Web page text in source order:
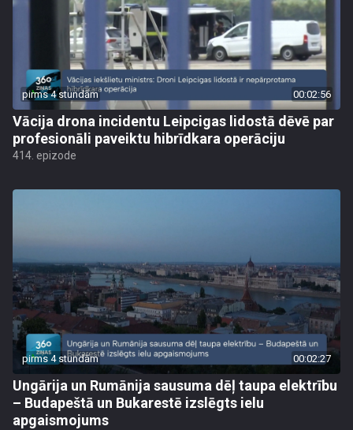
pirms 4 stundām 00:02:56
Vācija drona incidentu Leipcigas lidostā dēvē par
profesionāli paveiktu hibrīdkara operāciju
414. epizode
pirms 4 stundām 00:02:27
Ungārija un Rumānija sausuma dēļ taupa elektrību
– Budapeštā un Bukarestē izslēgts ielu
apgaismojums